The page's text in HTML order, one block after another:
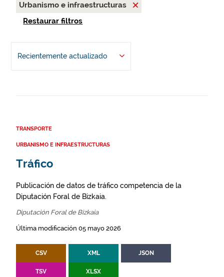
Urbanismo e infraestructuras
Restaurar filtros
Recientemente actualizado
TRANSPORTE
URBANISMO E INFRAESTRUCTURAS
Tráfico
Publicación de datos de tráfico competencia de la
Diputación Foral de Bizkaia.
Diputación Foral de Bizkaia
Última modificación 05 mayo 2026
CSV XML JSON
TSV XLSX